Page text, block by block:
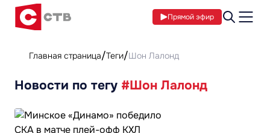
Прямой эфир
Главная страница Теги Шон Лалонд
Новости по тегу #Шон Лалонд